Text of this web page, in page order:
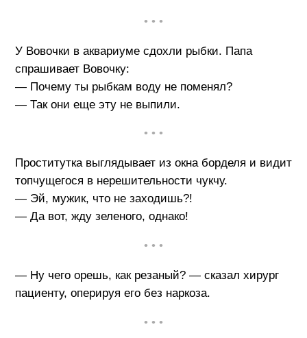
• • •
У Вовочки в аквариуме сдохли рыбки. Папа
спрашивает Вовочку:
— Почему ты рыбкам воду не поменял?
— Так они еще эту не выпили.
• • •
Проститутка выглядывает из окна борделя и видит
топчущегося в нерешительности чукчу.
— Эй, мужик, что не заходишь?!
— Да вот, жду зеленого, однако!
• • •
— Ну чего орешь, как резаный? — сказал хирург
пациенту, оперируя его без наркоза.
• • •